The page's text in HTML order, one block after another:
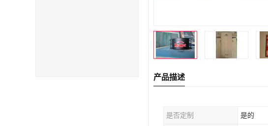
产品描述
是否定制 是的